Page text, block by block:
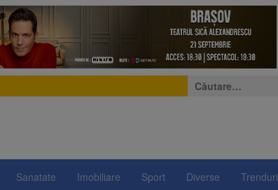
Caută
după:
Sanatate Imobiliare Sport Diverse Trenduri